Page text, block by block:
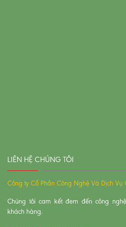
LIÊN HỆ CHÚNG TÔI
Công ty Cổ Phần Công Nghệ Và Dịch Vụ
Chúng tôi cam kết đem đến công
khách hàng.